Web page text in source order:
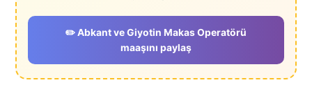
✏️ Abkant ve Giyotin Makas Operatörü
maaşını paylaş